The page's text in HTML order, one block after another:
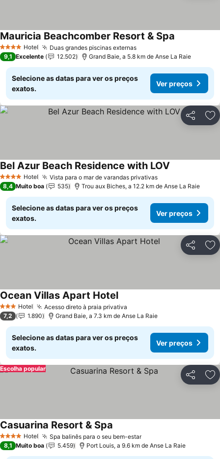
4 EstrelasHotel Duas grandes piscinas externasVer preços
Mauricia Beachcomber Resort & Spa
9,1 Excelente 12.502 Grand Baie, a 5.8 km de Anse La Raie
Selecione as datas para ver os preços
exatos.
Ver preços
Partilhar
4 EstrelasHotel Vista para o mar de varandas privativasVer preços
Bel Azur Beach Residence with LOV
8,4 Muito boa 535 Trou aux Biches, a 12.2 km de Anse La Raie
Selecione as datas para ver os preços
exatos.
Ver preços
Partilhar
3 EstrelasHotel Acesso direto à praia privativa
Ocean Villas Apart HotelVer preços
7,2 1.890 Grand Baie, a 7.3 km de Anse La Raie
Selecione as datas para ver os preços
exatos.
Ver preços
Partilhar
Escolha popular
4 EstrelasHotel Spa balinês para o seu bem-estarVer preços
Casuarina Resort & Spa
8,1 Muito boa 5.459 Port Louis, a 9.6 km de Anse La Raie